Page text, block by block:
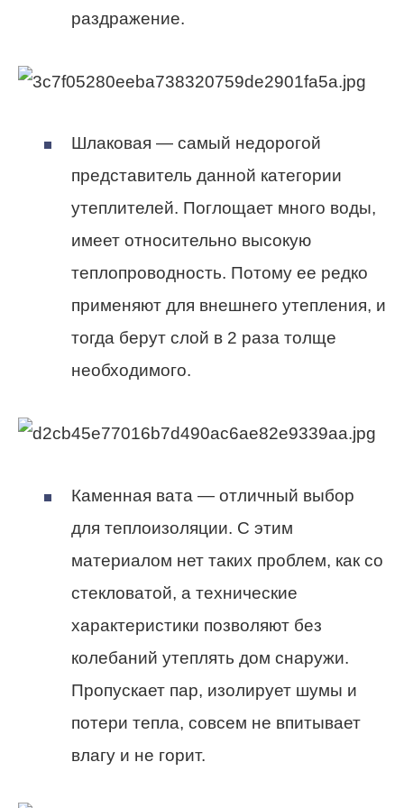
раздражение.
Шлаковая — самый недорогой
представитель данной категории
утеплителей. Поглощает много воды,
имеет относительно высокую
теплопроводность. Потому ее редко
применяют для внешнего утепления, и
тогда берут слой в 2 раза толще
необходимого.
Каменная вата — отличный выбор
для теплоизоляции. С этим
материалом нет таких проблем, как со
стекловатой, а технические
характеристики позволяют без
колебаний утеплять дом снаружи.
Пропускает пар, изолирует шумы и
потери тепла, совсем не впитывает
влагу и не горит.